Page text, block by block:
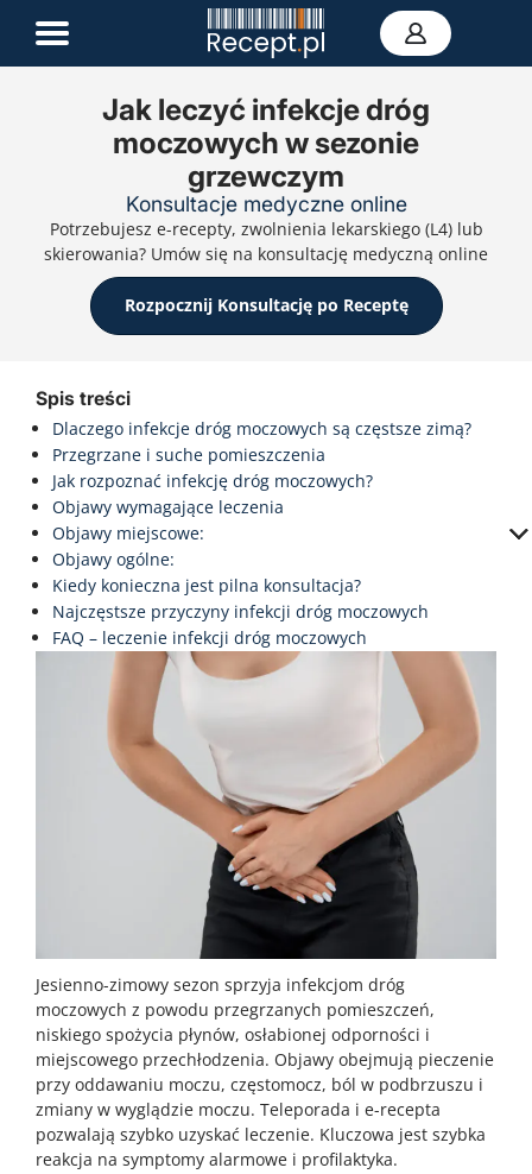
E-recepta
E-skierowanie
Teleporada
Portal zdrowia
Kontakt
Jak leczyć infekcje dróg
moczowych w sezonie
grzewczym
Konsultacje medyczne online
Potrzebujesz e-recepty, zwolnienia lekarskiego (L4) lub
skierowania? Umów się na konsultację medyczną online
Rozpocznij Konsultację po Receptę
Spis treści
Dlaczego infekcje dróg moczowych są częstsze zimą?
Przegrzane i suche pomieszczenia
Jak rozpoznać infekcję dróg moczowych?
Objawy wymagające leczenia
Objawy miejscowe:
Objawy ogólne:
Kiedy konieczna jest pilna konsultacja?
Najczęstsze przyczyny infekcji dróg moczowych
FAQ – leczenie infekcji dróg moczowych
Jesienno-zimowy sezon sprzyja infekcjom dróg
moczowych z powodu przegrzanych pomieszczeń,
niskiego spożycia płynów, osłabionej odporności i
miejscowego przechłodzenia. Objawy obejmują pieczenie
przy oddawaniu moczu, częstomocz, ból w podbrzuszu i
zmiany w wyglądzie moczu. Teleporada i e-recepta
pozwalają szybko uzyskać leczenie. Kluczowa jest szybka
reakcja na symptomy alarmowe i profilaktyka.